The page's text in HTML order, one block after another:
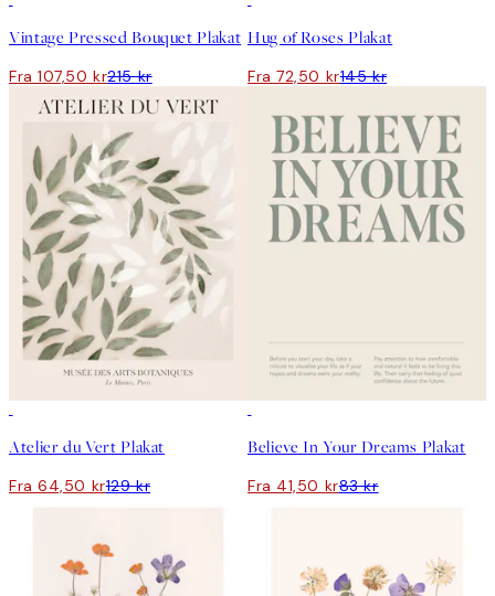
Vintage Pressed Bouquet Plakat
Fra 107,50 kr215 kr
Hug of Roses Plakat
Fra 72,50 kr145 kr
Atelier du Vert Plakat
Fra 64,50 kr129 kr
Believe In Your Dreams Plakat
Fra 41,50 kr83 kr